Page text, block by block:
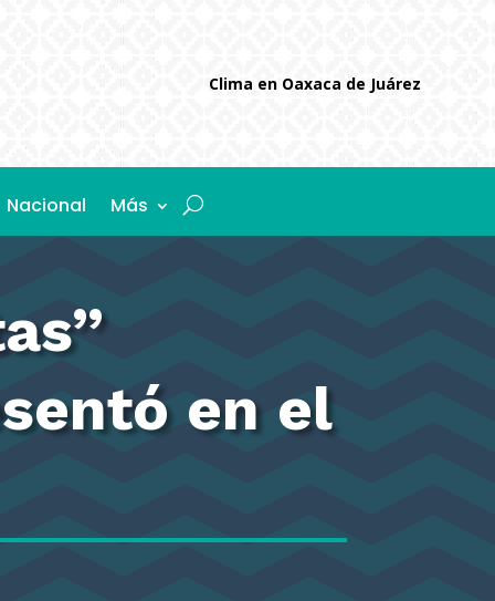
Clima en Oaxaca de Juárez
Nacional Más
en el